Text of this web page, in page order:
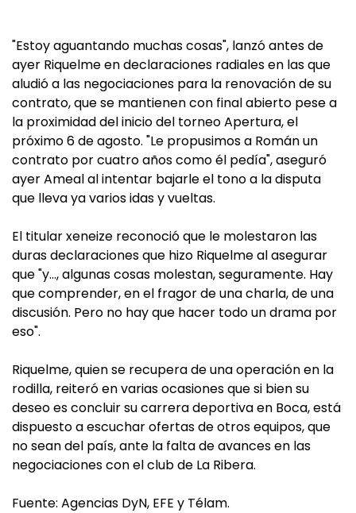
"Estoy aguantando muchas cosas", lanzó antes de
ayer Riquelme en declaraciones radiales en las que
aludió a las negociaciones para la renovación de su
contrato, que se mantienen con final abierto pese a
la proximidad del inicio del torneo Apertura, el
próximo 6 de agosto. "Le propusimos a Román un
contrato por cuatro años como él pedía", aseguró
ayer Ameal al intentar bajarle el tono a la disputa
que lleva ya varios idas y vueltas.
El titular xeneize reconoció que le molestaron las
duras declaraciones que hizo Riquelme al asegurar
que "y…, algunas cosas molestan, seguramente. Hay
que comprender, en el fragor de una charla, de una
discusión. Pero no hay que hacer todo un drama por
eso".
Riquelme, quien se recupera de una operación en la
rodilla, reiteró en varias ocasiones que si bien su
deseo es concluir su carrera deportiva en Boca, está
dispuesto a escuchar ofertas de otros equipos, que
no sean del país, ante la falta de avances en las
negociaciones con el club de La Ribera.
Fuente: Agencias DyN, EFE y Télam.